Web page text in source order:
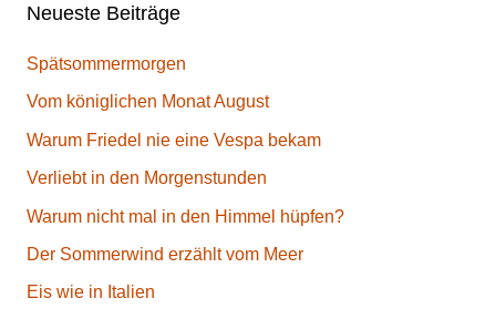
Neueste Beiträge
Spätsommermorgen
Vom königlichen Monat August
Warum Friedel nie eine Vespa bekam
Verliebt in den Morgenstunden
Warum nicht mal in den Himmel hüpfen?
Der Sommerwind erzählt vom Meer
Eis wie in Italien